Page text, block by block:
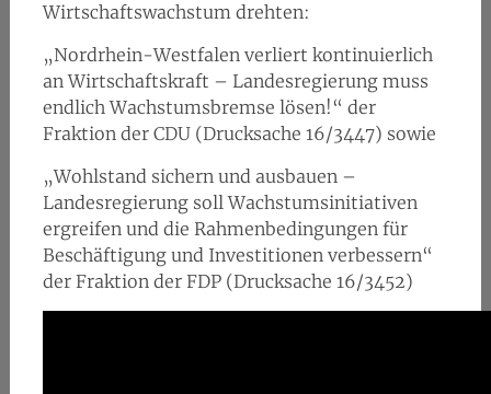
Wirtschaftswachstum drehten:
„Nordrhein-Westfalen verliert kontinuierlich
an Wirtschaftskraft – Landesregierung muss
endlich Wachstumsbremse lösen!“ der
Fraktion der CDU (Drucksache 16/3447) sowie
„Wohlstand sichern und ausbauen –
Landesregierung soll Wachstumsinitiativen
ergreifen und die Rahmenbedingungen für
Beschäftigung und Investitionen verbessern“
der Fraktion der FDP (Drucksache 16/3452)